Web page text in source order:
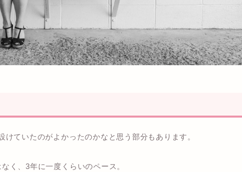
けていたのがよかったのかなと思う部分もあります。
く、3年に一度くらいのペース。